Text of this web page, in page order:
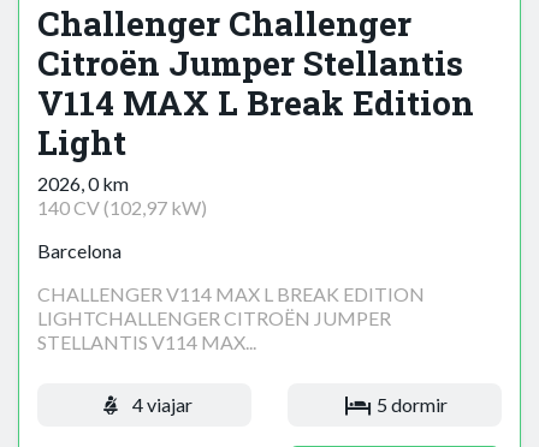
Challenger Challenger
Citroën Jumper Stellantis
V114 MAX L Break Edition
Light
2026, 0 km
140 CV (102,97 kW)
Barcelona
CHALLENGER V114 MAX L BREAK EDITION
LIGHTCHALLENGER CITROËN JUMPER
STELLANTIS V114 MAX...
4 viajar 5 dormir